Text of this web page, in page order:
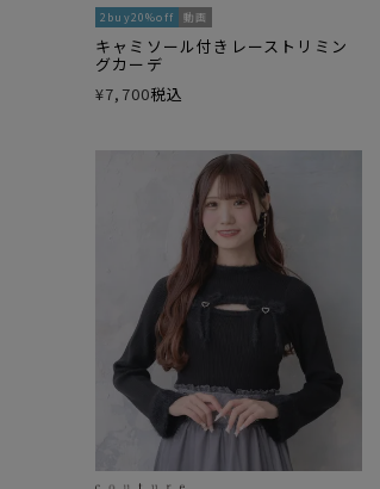
2buy20%off 動画
キャミソール付きレーストリミン
グカーデ
¥7,700税込